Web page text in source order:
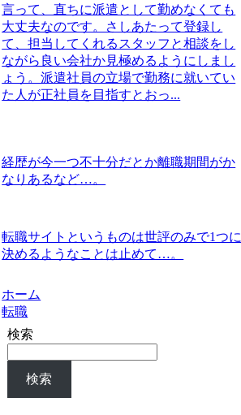
言って、直ちに派遣として勤めなくても
大丈夫なのです。さしあたって登録し
て、担当してくれるスタッフと相談をし
ながら良い会社か見極めるようにしまし
ょう。派遣社員の立場で勤務に就いてい
た人が正社員を目指すとおっ...
経歴が今一つ不十分だとか離職期間がか
なりあるなど…。
転職サイトというものは世評のみで1つに
決めるようなことは止めて…。
ホーム
転職
検索
検索